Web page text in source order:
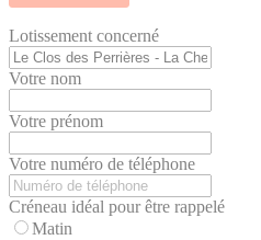
Lotissement concerné
Votre nom
Votre prénom
Votre numéro de téléphone
Créneau idéal pour être rappelé
Matin